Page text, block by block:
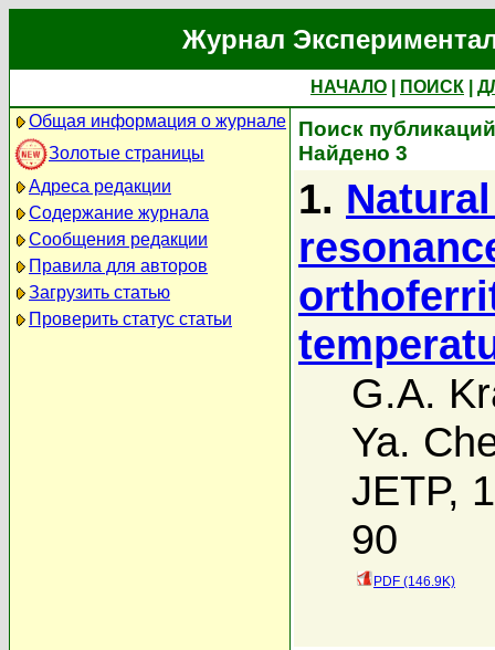
Журнал
НАЧАЛО ПОИСК
Общая информация о журнале
Золотые страницы
Адреса редакции
Содержание журнала
Сообщения редакции
Правила для авторов
Загрузить статью
Проверить статус статьи
Поиск
Найдено 3
1.
G.A.
Ya.
JETP,
90
PDF (146.9K)